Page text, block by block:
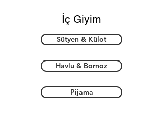
İç Giyim
Sütyen & Külot
Havlu & Bornoz
Pijama